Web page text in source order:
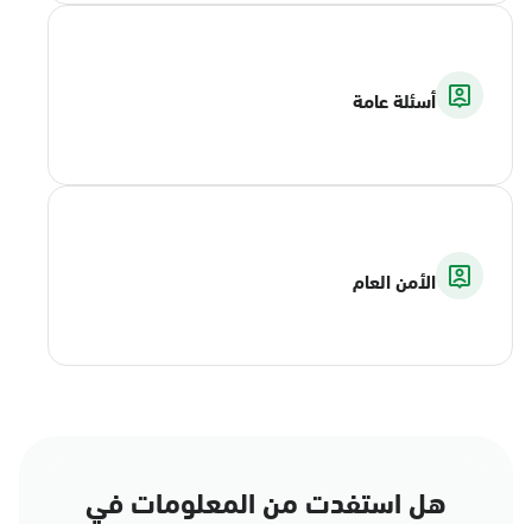
أسئلة عامة
الأمن العام
هل استفدت من المعلومات في